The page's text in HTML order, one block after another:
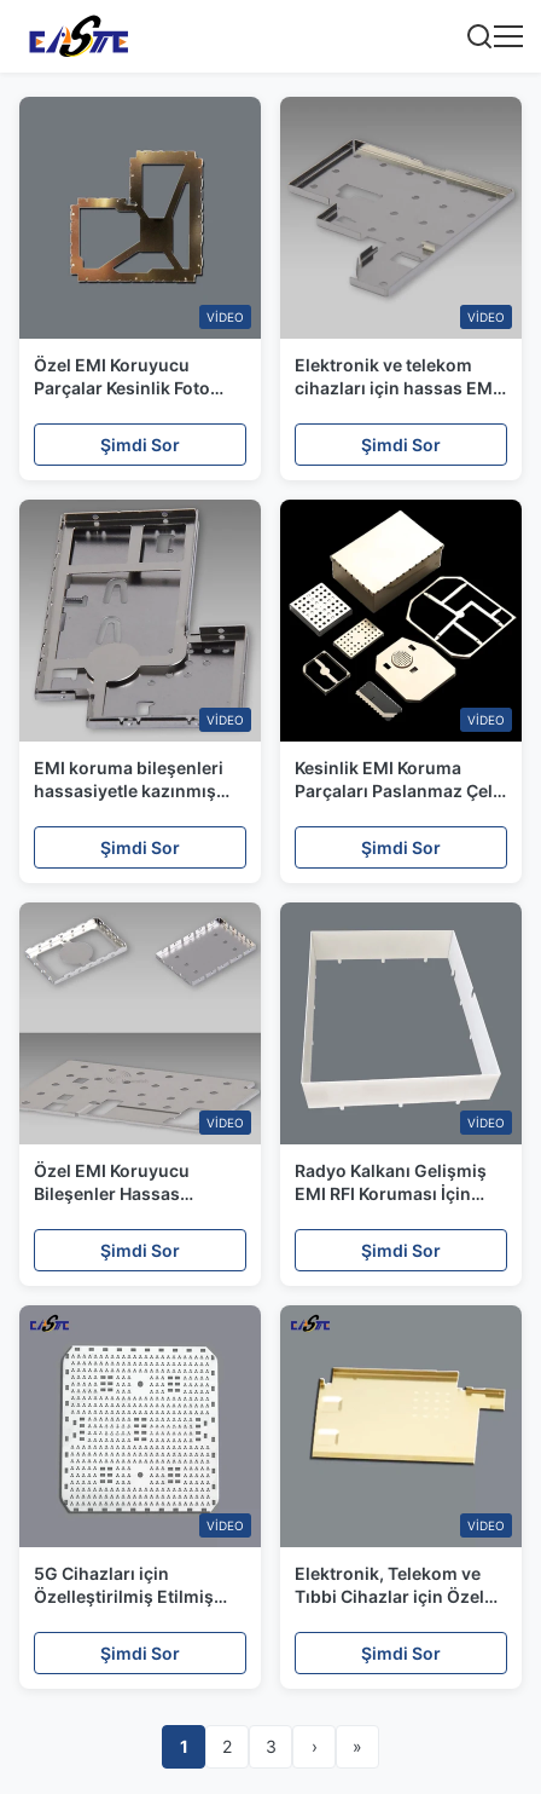
VIDEO
Özel EMI Koruyucu
Parçalar Kesinlik Foto
Şimdi Sor
VIDEO
Elektronik ve telekom
cihazları için hassas EMI
Şimdi Sor
VIDEO
EMI koruma bileşenleri
hassasiyetle kazınmış
parçaları
Şimdi Sor
VIDEO
Kesinlik EMI Koruma
Parçaları Paslanmaz Çelik
Şimdi Sor
VIDEO
Özel EMI Koruyucu
Bileşenler Hassas
Parçalar
Şimdi Sor
VIDEO
Radyo Kalkanı Gelişmiş
EMI RFI Koruması İçin
Şimdi Sor
VIDEO
5G Cihazları için
Özelleştirilmiş Etilmiş
Prototipten Yüksek
Hacimli Üretime
Şimdi Sor
VIDEO
Elektronik, Telekom ve
Tıbbi Cihazlar için Özel
Koruma
Şimdi Sor
1 2 3 › »